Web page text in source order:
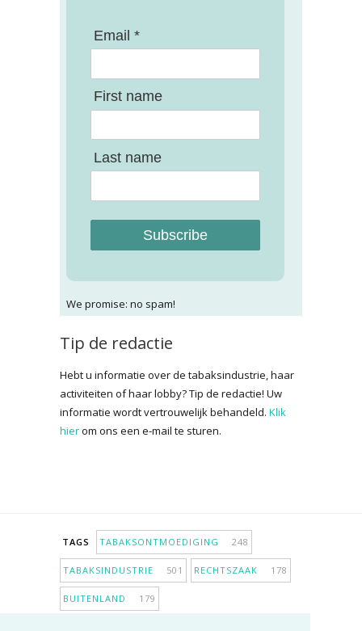
Email *
First name
Last name
Subscribe
We promise: no spam!
Tip de redactie
Hebt u informatie over de tabaksindustrie, haar
activiteiten of haar lobby? Tip de redactie! Uw
informatie wordt vertrouwelijk behandeld. Klik
hierom ons een e-mail te sturen.
TAGS TABAKSONTMOEDIGING 248
TABAKSINDUSTRIE 501 RECHTSZAAK 178
BUITENLAND 179